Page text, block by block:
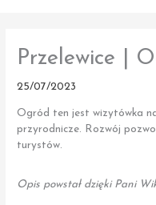
Przelewice |
25/07/2023
Ogród ten jest wizytówka
przyrodnicze. Rozwój
turystów.
Opis powstał dzięki Pani